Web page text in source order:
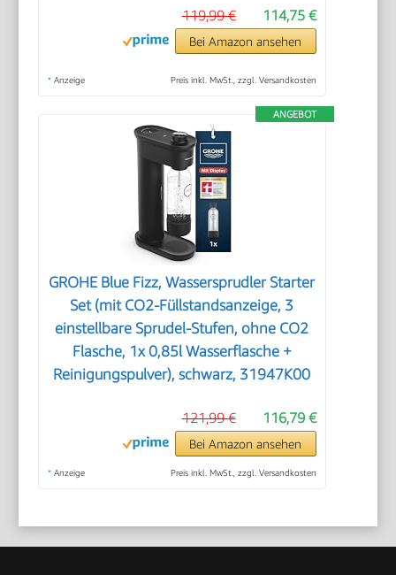
114,75 €
119,99 €
Bei Amazon ansehen
* Anzeige Preis inkl. MwSt., zzgl. Versandkosten
ANGEBOT
GROHE Blue Fizz, Wassersprudler Starter
Set (mit CO2-Füllstandsanzeige, 3
einstellbare Sprudel-Stufen, ohne CO2
Flasche, 1x 0,85l Wasserflasche +
Reinigungspulver), schwarz, 31947K00
116,79 €
121,99 €
Bei Amazon ansehen
* Anzeige Preis inkl. MwSt., zzgl. Versandkosten